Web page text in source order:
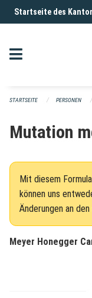
Navigation überspringen
Startseite des
STARTSEITE PERSONEN
Mutation
Mit diesem
können uns
Änderungen an
Meyer Honegger